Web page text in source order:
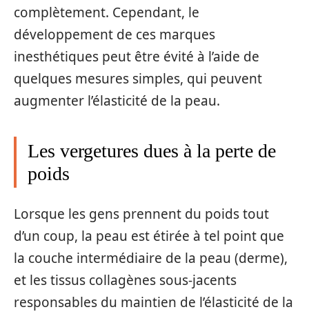
complètement. Cependant, le
développement de ces marques
inesthétiques peut être évité à l’aide de
quelques mesures simples, qui peuvent
augmenter l’élasticité de la peau.
Les vergetures dues à la perte de
poids
Lorsque les gens prennent du poids tout
d’un coup, la peau est étirée à tel point que
la couche intermédiaire de la peau (derme),
et les tissus collagènes sous-jacents
responsables du maintien de l’élasticité de la